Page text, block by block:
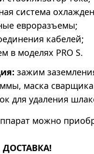
система
евроразъемы;
кабелей;
в моделях PRO S.
зажим
маска
для удаления
можно
ДОСТАВКА!